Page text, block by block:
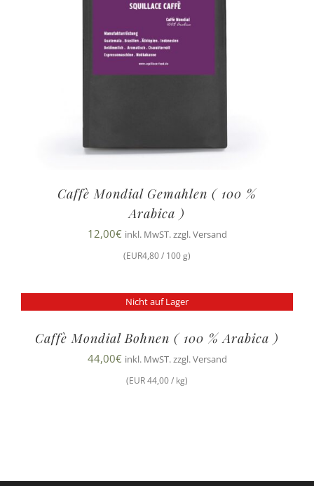
Caffè Mondial Gemahlen ( 100 %
Arabica )
12,00€ inkl. MwST. zzgl. Versand
(EUR4,80 / 100 g)
Nicht auf Lager
Caffè Mondial Bohnen ( 100 % Arabica )
44,00€ inkl. MwST. zzgl. Versand
(EUR 44,00 / kg)